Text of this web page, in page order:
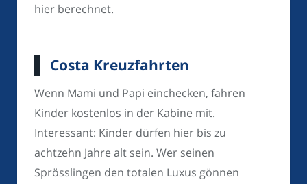
hier berechnet.
Costa Kreuzfahrten
Wenn Mami und Papi einchecken, fahren
Kinder kostenlos in der Kabine mit.
Interessant: Kinder dürfen hier bis zu
achtzehn Jahre alt sein. Wer seinen
Sprösslingen den totalen Luxus gönnen